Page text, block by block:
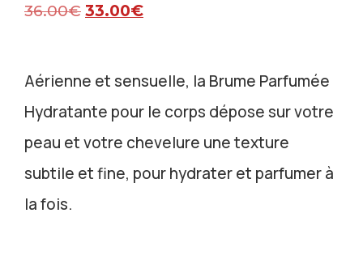
36.00€ 33.00€
Aérienne et sensuelle, la Brume Parfumée
Hydratante pour le corps dépose sur votre
peau et votre chevelure une texture
subtile et fine, pour hydrater et parfumer à
la fois.